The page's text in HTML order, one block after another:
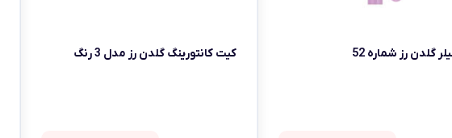
گلدن رز شماره 52 کیت کانتورینگ گلدن رز مدل 3 رنگ